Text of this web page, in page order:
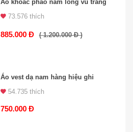
Áo khoác phao nam lông vũ trắng
73.576 thích
885.000 Đ ( 1.200.000 Đ )
Áo vest dạ nam hàng hiệu ghi
54.735 thích
750.000 Đ